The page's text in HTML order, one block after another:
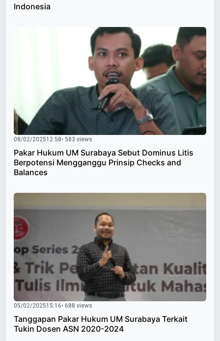
Indonesia
08/02/202512:58• 583 views
Pakar Hukum UM Surabaya Sebut Dominus Litis
Berpotensi Mengganggu Prinsip Checks and
Balances
05/02/202515:16• 688 views
Tanggapan Pakar Hukum UM Surabaya Terkait
Tukin Dosen ASN 2020-2024